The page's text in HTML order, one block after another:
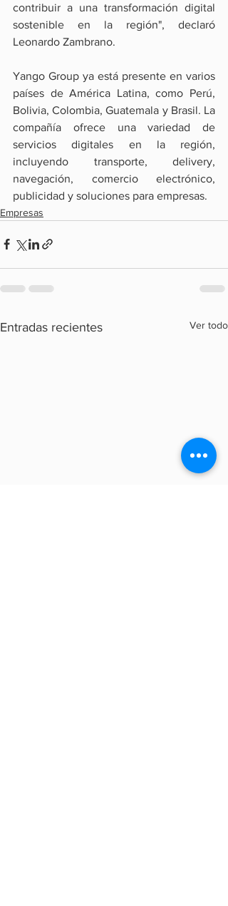
contribuir a una transformación digital
sostenible en la región", declaró
Leonardo Zambrano.
Yango Group ya está presente en varios
países de América Latina, como Perú,
Bolivia, Colombia, Guatemala y Brasil. La
compañía ofrece una variedad de
servicios digitales en la región,
incluyendo transporte, delivery,
navegación, comercio electrónico,
publicidad y soluciones para empresas.
Empresas
Entradas recientes Ver todo